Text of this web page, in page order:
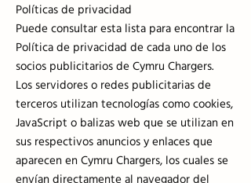
Políticas de privacidad
Puede consultar esta lista para encontrar la
Política de privacidad de cada uno de los
socios publicitarios de Cymru Chargers.
Los servidores o redes publicitarias de
terceros utilizan tecnologías como cookies,
JavaScript o balizas web que se utilizan en
sus respectivos anuncios y enlaces que
aparecen en Cymru Chargers, los cuales se